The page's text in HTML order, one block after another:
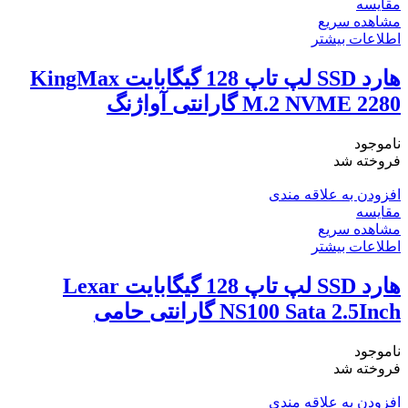
مقایسه
مشاهده سریع
اطلاعات بیشتر
هارد SSD لپ تاپ 128 گیگابایت KingMax
M.2 NVME 2280 گارانتی آواژنگ
ناموجود
فروخته شد
افزودن به علاقه مندی
مقایسه
مشاهده سریع
اطلاعات بیشتر
هارد SSD لپ تاپ 128 گیگابایت Lexar
NS100 Sata 2.5Inch گارانتی حامی
ناموجود
فروخته شد
افزودن به علاقه مندی